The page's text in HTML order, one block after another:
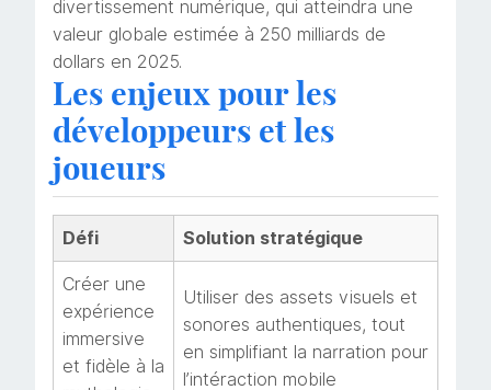
divertissement numérique, qui atteindra une
valeur globale estimée à 250 milliards de
dollars en 2025.
Les enjeux pour les
développeurs et les
joueurs
Défi Solution stratégique
Créer une
expérience
immersive
et fidèle à la
Utiliser des assets visuels et
sonores authentiques, tout
en simplifiant la narration pour
l’intéraction mobile